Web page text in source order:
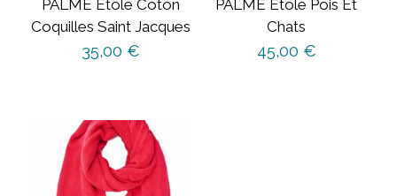
PALME Etole Coton
Coquilles Saint Jacques
35,00 €
PALME Etole Pois Et
Chats
45,00 €